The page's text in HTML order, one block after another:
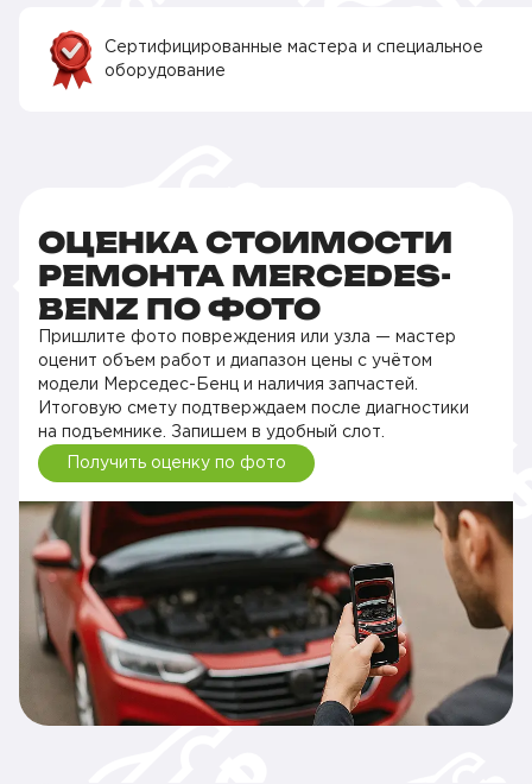
Сертифицированные мастера и специальное
оборудование
ОЦЕНКА СТОИМОСТИ
РЕМОНТА MERCEDES-
BENZ ПО ФОТО
Пришлите фото повреждения или узла — мастер
оценит объем работ и диапазон цены с учётом
модели Мерседес-Бенц и наличия запчастей.
Итоговую смету подтверждаем после диагностики
на подъемнике. Запишем в удобный слот.
Получить оценку по фото